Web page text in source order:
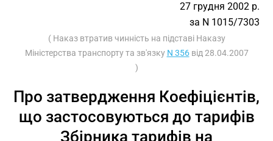
27 грудня 2002 р.
за N 1015/7303
( Наказ втратив чинність на підставі Наказу
Міністерства транспорту та зв'язку N 356від 28.04.2007
)
Про затвердження Коефіцієнтів,
що застосовуються до тарифів
Збірника тарифів на